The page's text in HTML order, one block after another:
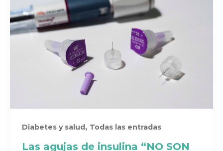
Diabetes y salud, Todas las entradas
Las agujas de insulina “NO SON